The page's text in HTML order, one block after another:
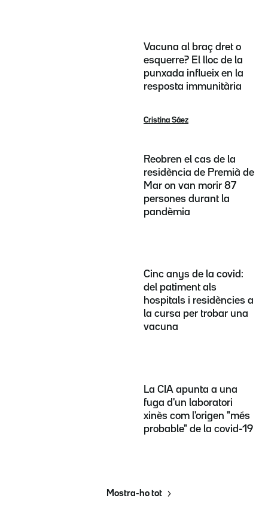
Vacuna al braç dret o
esquerre? El lloc de la
punxada influeix en la
resposta immunitària
Cristina Sáez
Reobren el cas de la
residència de Premià de
Mar on van morir 87
persones durant la
pandèmia
Cinc anys de la covid:
del patiment als
hospitals i residències a
la cursa per trobar una
vacuna
La CIA apunta a una
fuga d'un laboratori
xinès com l'origen "més
probable" de la covid-19
Mostra-ho tot